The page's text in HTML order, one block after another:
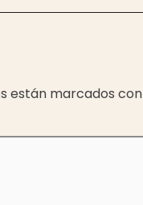
están marcados con